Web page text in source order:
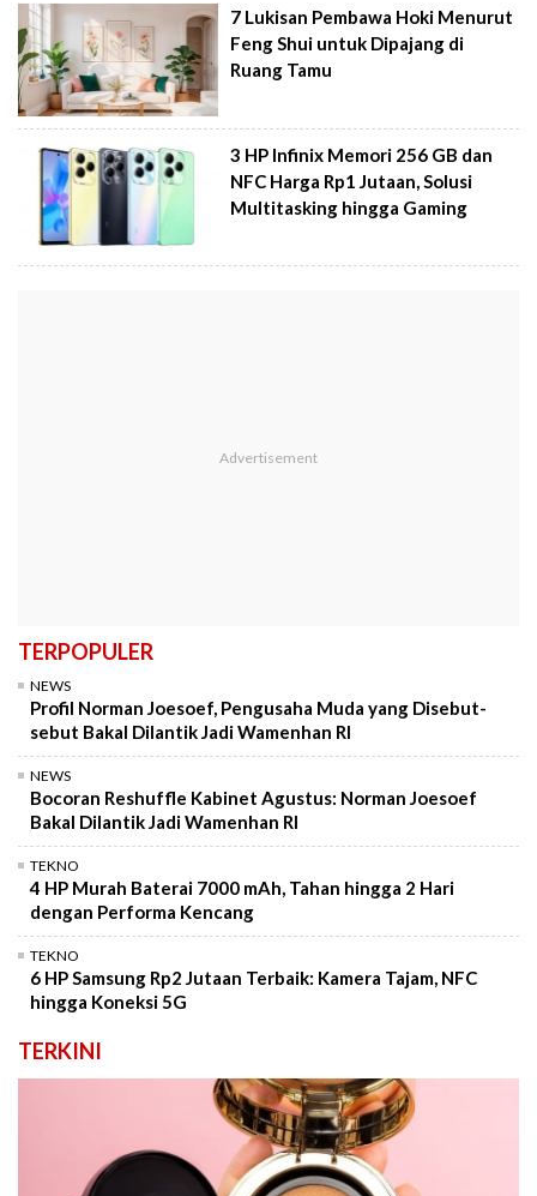
7 Lukisan Pembawa Hoki Menurut
Feng Shui untuk Dipajang di
Ruang Tamu
3 HP Infinix Memori 256 GB dan
NFC Harga Rp1 Jutaan, Solusi
Multitasking hingga Gaming
TERPOPULER
NEWS
Profil Norman Joesoef, Pengusaha Muda yang Disebut-
sebut Bakal Dilantik Jadi Wamenhan RI
NEWS
Bocoran Reshuffle Kabinet Agustus: Norman Joesoef
Bakal Dilantik Jadi Wamenhan RI
TEKNO
4 HP Murah Baterai 7000 mAh, Tahan hingga 2 Hari
dengan Performa Kencang
TEKNO
6 HP Samsung Rp2 Jutaan Terbaik: Kamera Tajam, NFC
hingga Koneksi 5G
TERKINI